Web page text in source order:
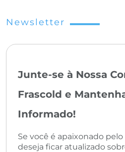
Newsletter
Junte-se à Nossa
Frascold e
Informado!
Se você é apaixonado
deseja ficar atualizado